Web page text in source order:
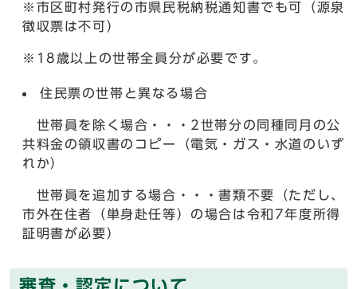
※市区町村発行の市県民税納税通知書でも可（源泉
徴収票は不可）
※18歳以上の世帯全員分が必要です。
住民票の世帯と異なる場合
世帯員を除く場合・・・2世帯分の同種同月の公
共料金の領収書のコピー（電気・ガス・水道のいず
れか）
世帯員を追加する場合・・・書類不要（ただし、
市外在住者（単身赴任等）の場合は令和7年度所得
証明書が必要）